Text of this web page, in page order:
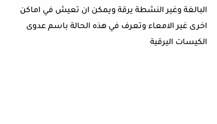
البالغة وغير النشطة يرقة ويمكن ان تعيش في اماكن
اخرى غير الامعاء وتعرف في هذه الحالة باسم عدوى
الكيسات اليرقية